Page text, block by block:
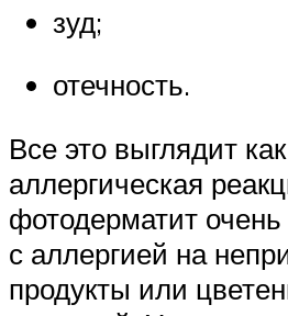
зуд;
отечность.
Все это выглядит
аллергическая
фотодерматит
с аллергией на
продукты или